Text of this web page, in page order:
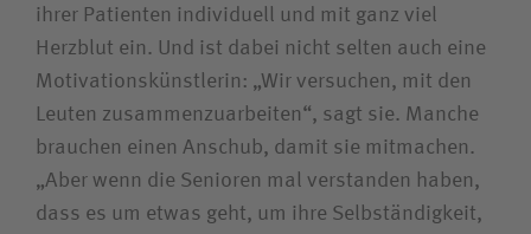
ihrer Patienten individuell und mit ganz viel
Herzblut ein. Und ist dabei nicht selten auch eine
Motivationskünstlerin: „Wir versuchen, mit den
Leuten zusammenzuarbeiten“, sagt sie. Manche
brauchen einen Anschub, damit sie mitmachen.
„Aber wenn die Senioren mal verstanden haben,
dass es um etwas geht, um ihre Selbständigkeit,